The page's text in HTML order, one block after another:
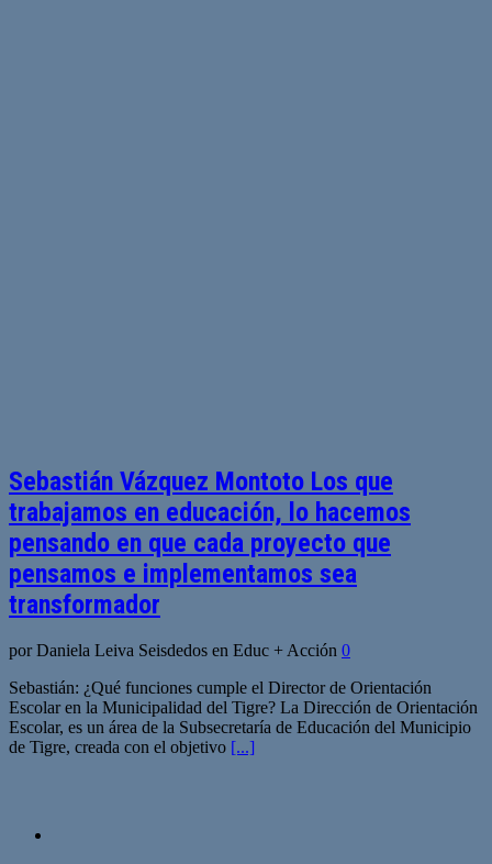
Sebastián Vázquez Montoto Los que
trabajamos en educación, lo hacemos
pensando en que cada proyecto que
pensamos e implementamos sea
transformador
por Daniela Leiva Seisdedos en Educ + Acción 0
Sebastián: ¿Qué funciones cumple el Director de Orientación
Escolar en la Municipalidad del Tigre? La Dirección de Orientación
Escolar, es un área de la Subsecretaría de Educación del Municipio
de Tigre, creada con el objetivo [...]